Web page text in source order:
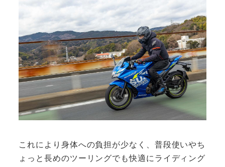
これにより身体への負担が少なく、普段使いやち
ょっと長めのツーリングでも快適にライディング